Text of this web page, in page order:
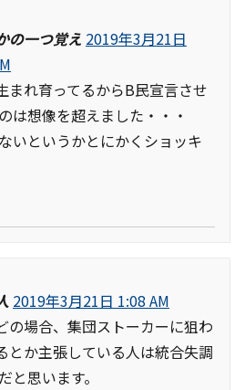
の一つ覚え 2019年3月21日
まれ育ってるからB民宣言させ
は想像を超えました・・・
いというかとにかくショッキ
2019年3月21日 1:08 AM
の場合、集団ストーカーに狙わ
とか主張している人は統合失調
と思います。